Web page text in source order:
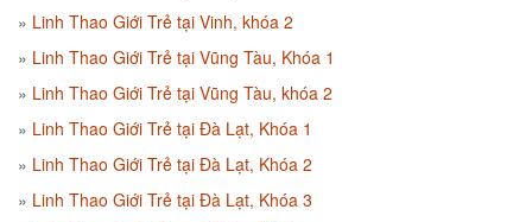
Linh Thao Giới Trẻ tại Vinh, khóa 2
Linh Thao Giới Trẻ tại Vũng Tàu, Khóa 1
Linh Thao Giới Trẻ tại Vũng Tàu, khóa 2
Linh Thao Giới Trẻ tại Đà Lạt, Khóa 1
Linh Thao Giới Trẻ tại Đà Lạt, Khóa 2
Linh Thao Giới Trẻ tại Đà Lạt, Khóa 3